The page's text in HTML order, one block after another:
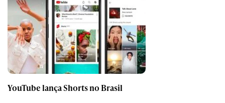
YouTube lança Shorts no Brasil